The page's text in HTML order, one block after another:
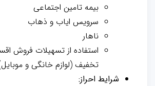
بیمه تامین اجتماعی
سرویس ایاب و ذهاب
ناهار
استفاده از تسهیلات فروش
تخفیف (لوازم خانگی و
شرایط احراز: